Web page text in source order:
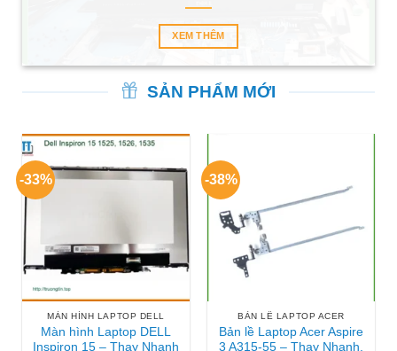
XEM THÊM
SẢN PHẨM MỚI
-33%
MÀN HÌNH LAPTOP DELL
Màn hình Laptop DELL
Inspiron 15 – Thay Nhanh
-38%
BẢN LỀ LAPTOP ACER
Bản lề Laptop Acer Aspire
3 A315-55 – Thay Nhanh,